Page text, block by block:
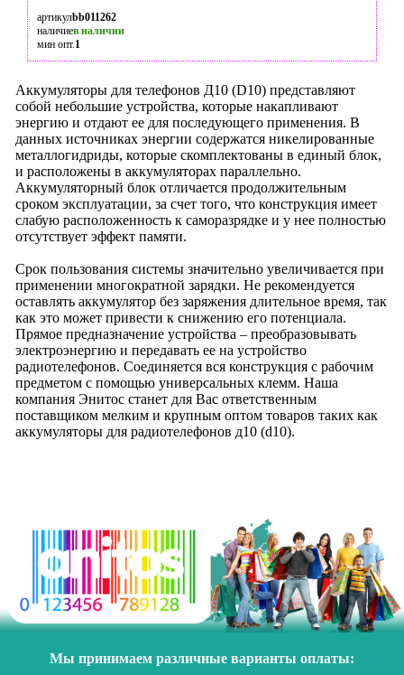
артикулbb011262
наличиев наличии
мин опт.1
Аккумуляторы для телефонов Д10 (D10) представляют
собой небольшие устройства, которые накапливают
энергию и отдают ее для последующего применения. В
данных источниках энергии содержатся никелированные
металлогидриды, которые скомплектованы в единый блок,
и расположены в аккумуляторах параллельно.
Аккумуляторный блок отличается продолжительным
сроком эксплуатации, за счет того, что конструкция имеет
слабую расположенность к саморазрядке и у нее полностью
отсутствует эффект памяти.
Срок пользования системы значительно увеличивается при
применении многократной зарядки. Не рекомендуется
оставлять аккумулятор без заряжения длительное время, так
как это может привести к снижению его потенциала.
Прямое предназначение устройства – преобразовывать
электроэнергию и передавать ее на устройство
радиотелефонов. Соединяется вся конструкция с рабочим
предметом с помощью универсальных клемм. Наша
компания Энитос станет для Вас ответственным
поставщиком мелким и крупным оптом товаров таких как
аккумуляторы для радиотелефонов д10 (d10).
Мы принимаем различные варианты оплаты: